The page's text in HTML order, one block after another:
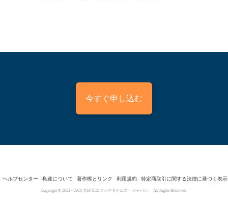
今すぐ申し込む
ヘルプセンター 私達について 著作権とリンク 利用規約 特定商取引に関する法律に基づく表示
Copyright © 2022 - 2026 大紀元エポックタイムズ・ジャパン. All Rights Reserved.